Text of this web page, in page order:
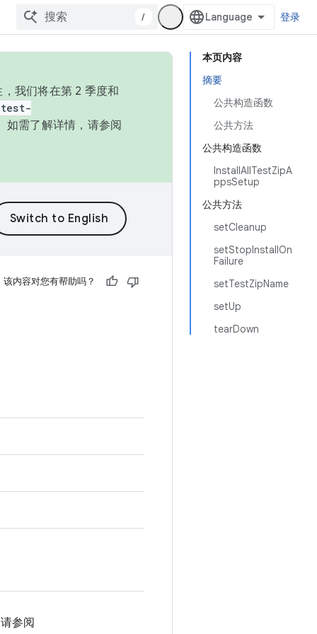
/ 登录
本页内容
摘要
公共构造函数
公共方法
公共构造函数
InstallAllTestZipA
ppsSetup
公共方法
setCleanup
setStopInstallOn
Failure
setTestZipName
setUp
tearDown
我们将在第 2 季度和
如需了解详情，请参阅
该内容对您有帮助吗？
参阅